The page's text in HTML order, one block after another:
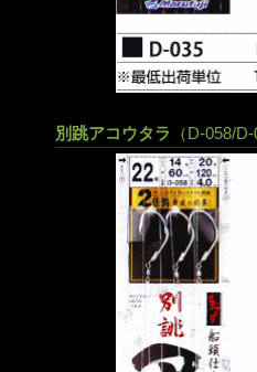
別跳アコウタラ （D-058/